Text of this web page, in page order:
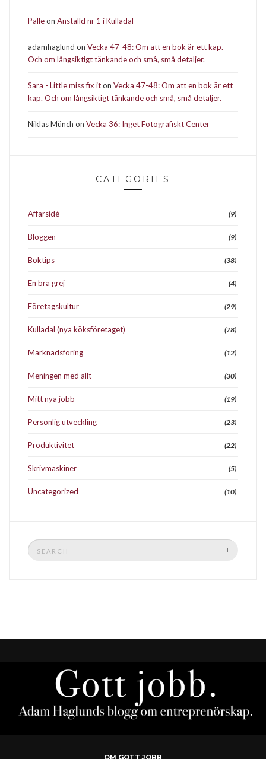
Palleon Anställd nr 1 i Kulladal
adamhaglund on Vecka 47-48: Om att en bok är ett kap.
Och om långsiktigt tänkande och små, små detaljer.
Sara - Little miss fix iton Vecka 47-48: Om att en bok är ett
kap. Och om långsiktigt tänkande och små, små detaljer.
Niklas Münch on Vecka 36: Inget Fotografiskt Center
CATEGORIES
Affärsidé (9)
Bloggen (9)
Boktips (38)
En bra grej (4)
Företagskultur (29)
Kulladal (nya köksföretaget) (78)
Marknadsföring (12)
Meningen med allt (30)
Mitt nya jobb (19)
Personlig utveckling (23)
Produktivitet (22)
Skrivmaskiner (5)
Uncategorized (10)
Search
for:
OM GOTT JOBB